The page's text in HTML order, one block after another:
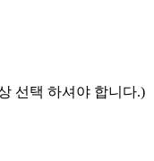
선택 하셔야 합니다.)